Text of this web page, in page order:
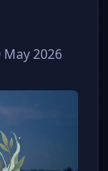
May 2026